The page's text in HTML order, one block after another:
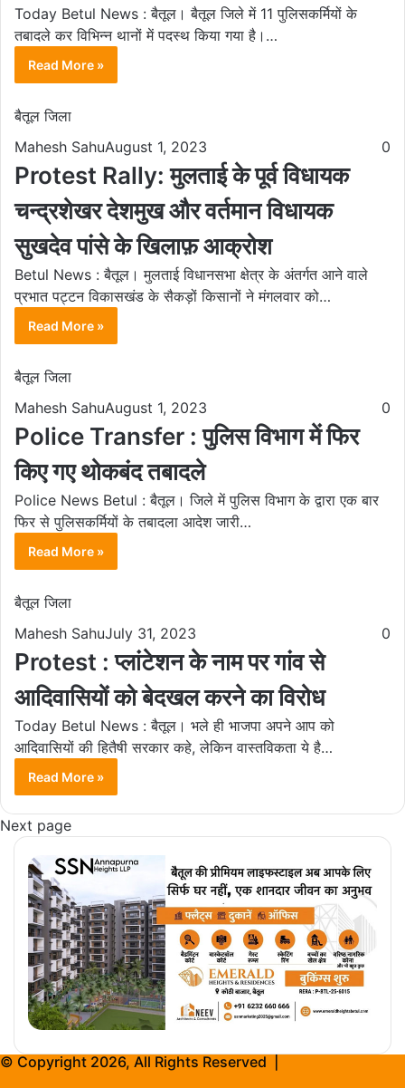
Today Betul News : बैतूल। बैतूल जिले में 11 पुलिसकर्मियों के
तबादले कर विभिन्न थानों में पदस्थ किया गया है।…
Read More »
बैतूल जिला
Mahesh SahuAugust 1, 2023 0
Protest Rally: मुलताई के पूर्व विधायक
चन्द्रशेखर देशमुख और वर्तमान विधायक
सुखदेव पांसे के खिलाफ़ आक्रोश
Betul News : बैतूल। मुलताई विधानसभा क्षेत्र के अंतर्गत आने वाले
प्रभात पट्टन विकासखंड के सैकड़ों किसानों ने मंगलवार को…
Read More »
बैतूल जिला
Mahesh SahuAugust 1, 2023 0
Police Transfer : पुलिस विभाग में फिर
किए गए थोकबंद तबादले
Police News Betul : बैतूल। जिले में पुलिस विभाग के द्वारा एक बार
फिर से पुलिसकर्मियों के तबादला आदेश जारी…
Read More »
बैतूल जिला
Mahesh SahuJuly 31, 2023 0
Protest : प्लांटेशन के नाम पर गांव से
आदिवासियों को बेदखल करने का विरोध
Today Betul News : बैतूल। भले ही भाजपा अपने आप को
आदिवासियों की हितैषी सरकार कहे, लेकिन वास्तविकता ये है…
Read More »
Next page
© Copyright 2026, All Rights Reserved |